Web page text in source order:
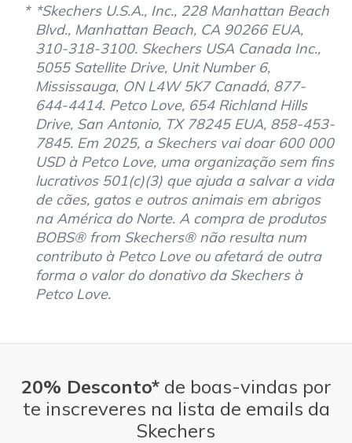
*Skechers U.S.A., Inc., 228 Manhattan Beach
Blvd., Manhattan Beach, CA 90266 EUA,
310-318-3100. Skechers USA Canada Inc.,
5055 Satellite Drive, Unit Number 6,
Mississauga, ON L4W 5K7 Canadá, 877-
644-4414. Petco Love, 654 Richland Hills
Drive, San Antonio, TX 78245 EUA, 858-453-
7845. Em 2025, a Skechers vai doar 600 000
USD à Petco Love, uma organização sem fins
lucrativos 501(c)(3) que ajuda a salvar a vida
de cães, gatos e outros animais em abrigos
na América do Norte. A compra de produtos
BOBS® from Skechers® não resulta num
contributo à Petco Love ou afetará de outra
forma o valor do donativo da Skechers à
Petco Love.
20% Desconto*de boas-vindas por
te inscreveres na lista de emails da
Skechers